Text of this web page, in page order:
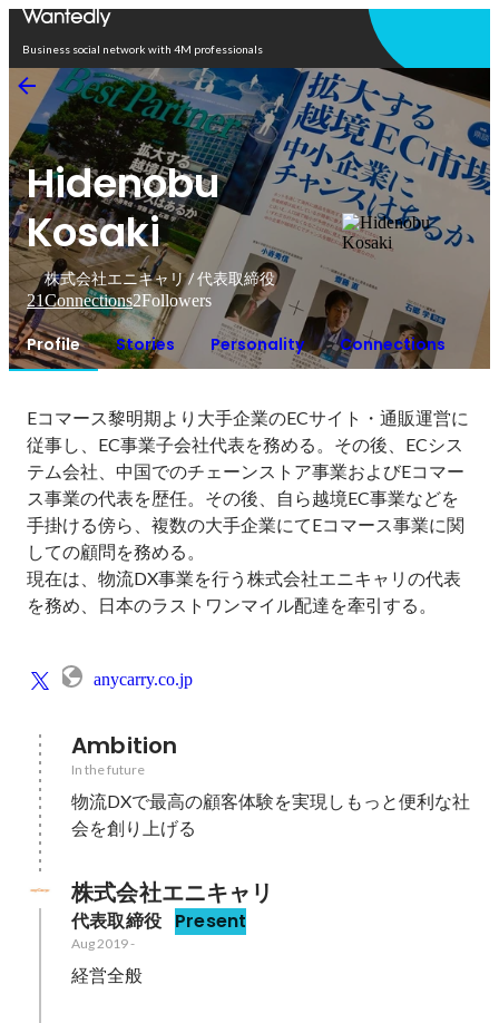
Business social network with 4M professionals
Hidenobu
Kosaki
株式会社エニキャリ / 代表取締役
21Connections2Followers
Profile Stories Personality Connections
Eコマース黎明期より大手企業のECサイト・通販運営に
従事し、EC事業子会社代表を務める。その後、ECシス
テム会社、中国でのチェーンストア事業およびEコマー
ス事業の代表を歴任。その後、自ら越境EC事業などを
手掛ける傍ら、複数の大手企業にてEコマース事業に関
しての顧問を務める。
現在は、物流DX事業を行う株式会社エニキャリの代表
を務め、日本のラストワンマイル配達を牽引する。
anycarry.co.jp
Ambition
In the future
物流DXで最高の顧客体験を実現しもっと便利な社
株式会社エニキャリ
代表取締役 Present
Aug 2019-
経営全般